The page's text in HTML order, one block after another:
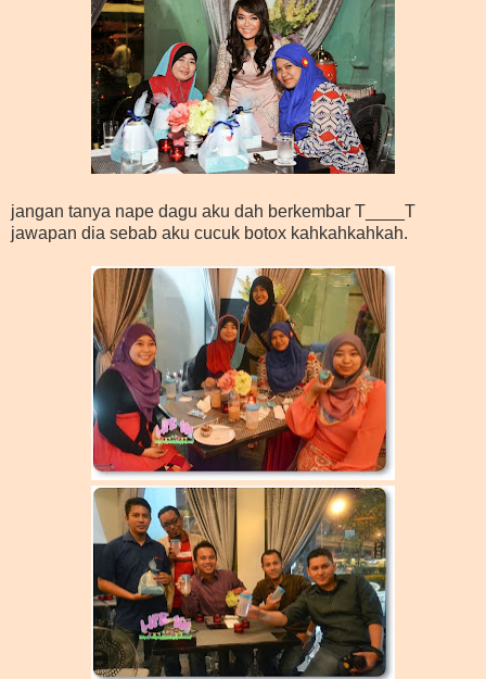
jangan tanya nape dagu aku dah berkembar T____T
jawapan dia sebab aku cucuk botox kahkahkahkah.